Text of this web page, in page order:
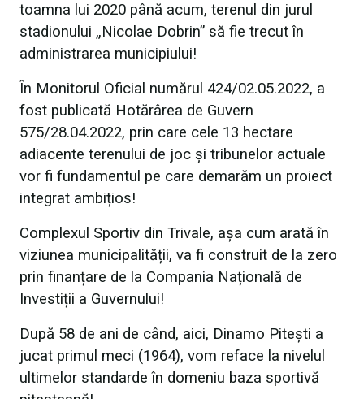
toamna lui 2020 până acum, terenul din jurul
stadionului „Nicolae Dobrin” să fie trecut în
administrarea municipiului!
În Monitorul Oficial numărul 424/02.05.2022, a
fost publicată Hotărârea de Guvern
575/28.04.2022, prin care cele 13 hectare
adiacente terenului de joc și tribunelor actuale
vor fi fundamentul pe care demarăm un proiect
integrat ambițios!
Complexul Sportiv din Trivale, așa cum arată în
viziunea municipalității, va fi construit de la zero
prin finanțare de la Compania Națională de
Investiții a Guvernului!
După 58 de ani de când, aici, Dinamo Pitești a
jucat primul meci (1964), vom reface la nivelul
ultimelor standarde în domeniu baza sportivă